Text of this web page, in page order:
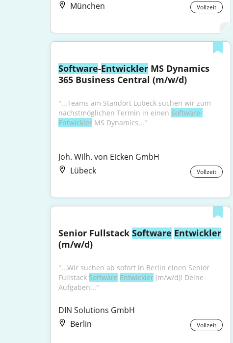
München
Vollzeit
Software-Entwickler MS Dynamics
365 Business Central (m/w/d)
"...Teams am Standort Lübeck suchen wir zum
nächstmöglichen Termin in einen Software-
Entwickler MS Dynamics..."
Joh. Wilh. von Eicken GmbH
Lübeck
Vollzeit
Senior Fullstack Software Entwickler
(m/w/d)
"...Wir suchen ab sofort in Berlin einen Senior
Fullstack Software Entwickler (m/w/d)! Deine
Aufgaben..."
DIN Solutions GmbH
Berlin
Vollzeit